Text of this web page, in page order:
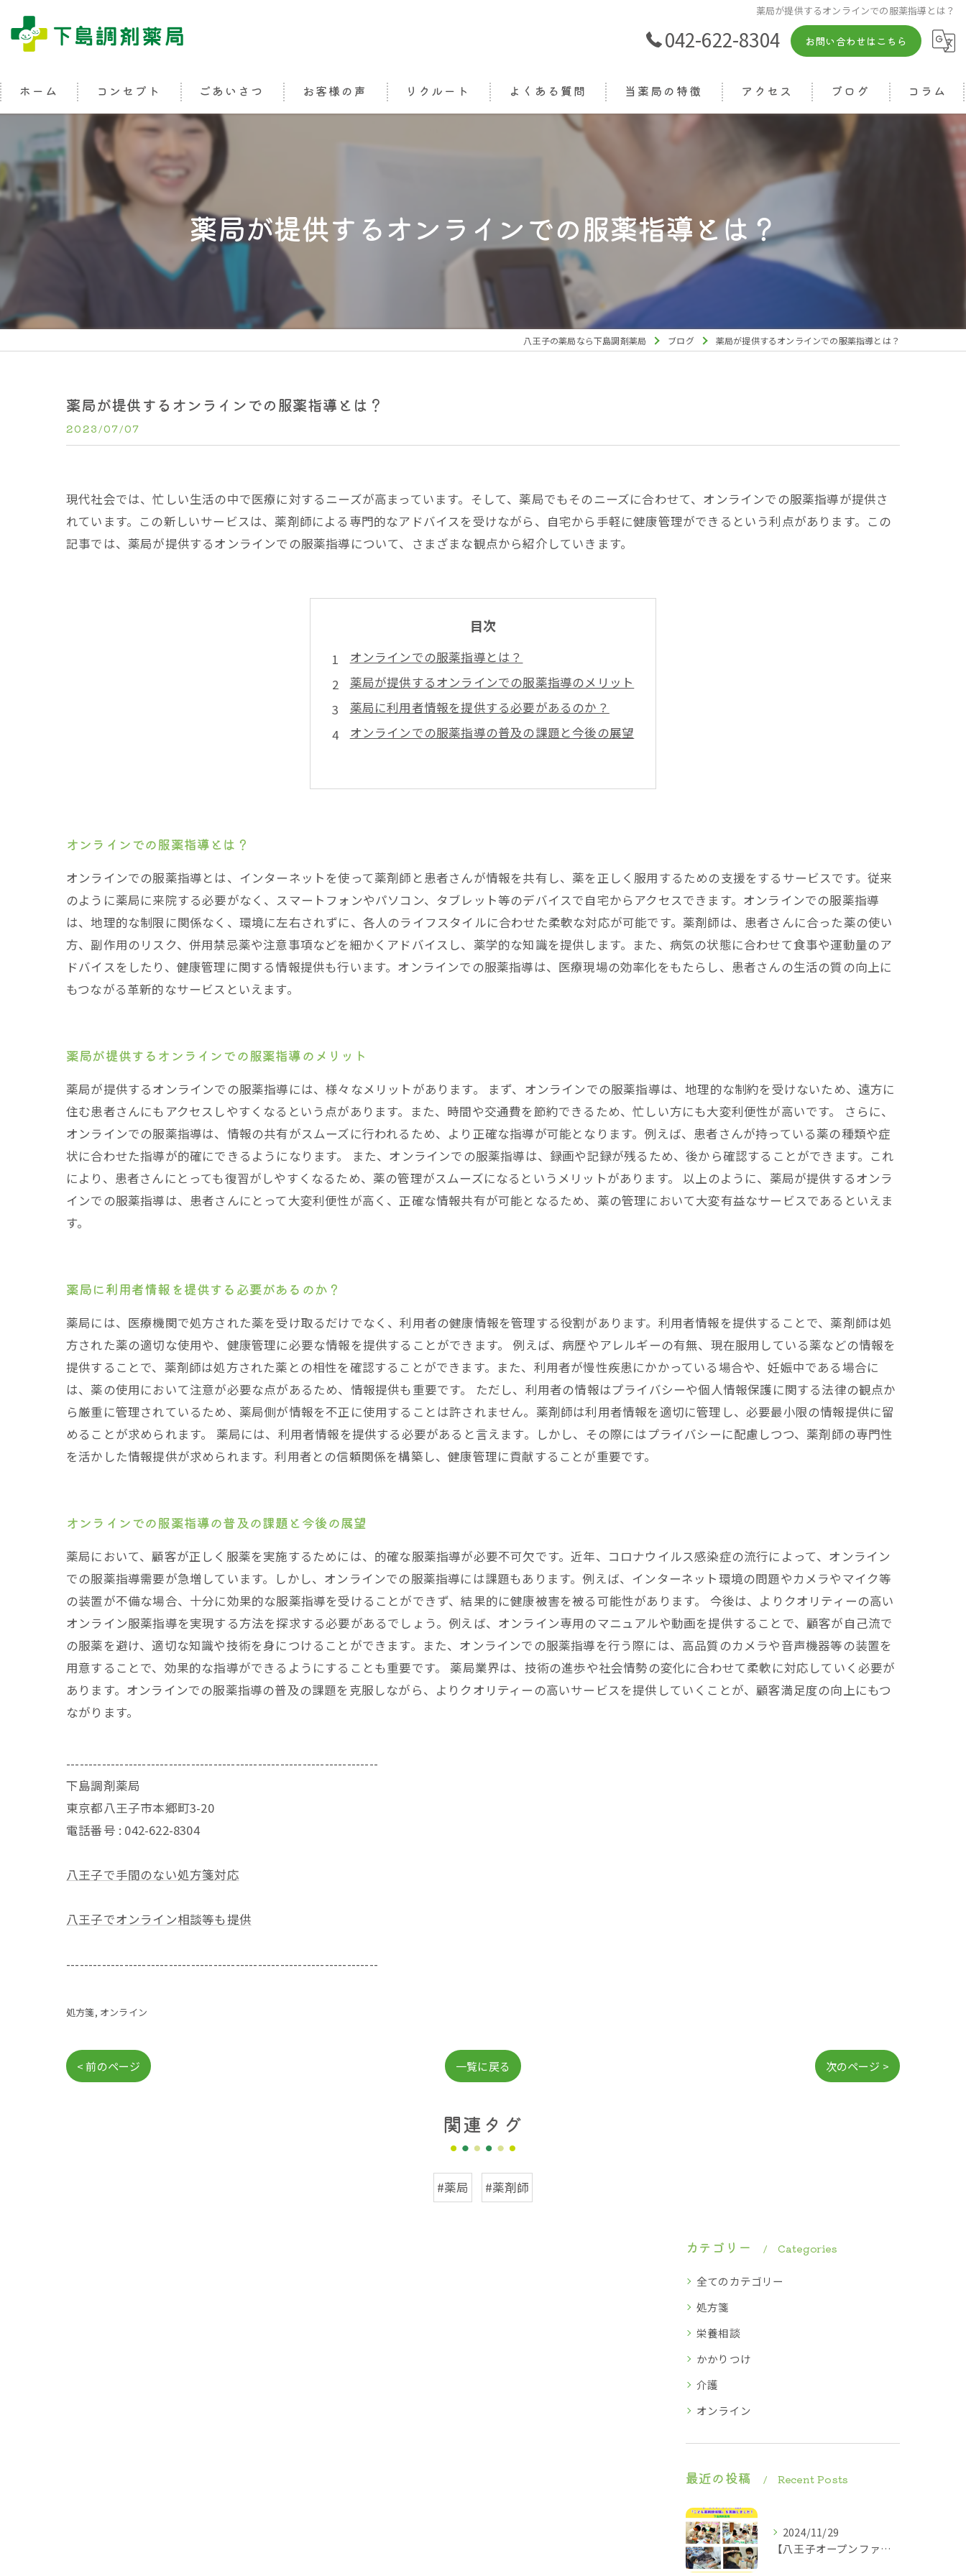
薬局が提供するオンラインでの服薬指導とは？
042-622-8304 お問い合わせはこちら
ホーム コンセプト ごあいさつ お客様の声 リクルート よくある質問 当薬局の特徴
介護
アクセス ブログ コラム
薬局が提供するオンラインでの服薬指導とは？
八王子の薬局なら下島調剤薬局 ブログ 薬局が提供するオンラインでの服薬指導とは？
薬局が提供するオンラインでの服薬指導とは？
2023/07/07
現代社会では、忙しい生活の中で医療に対するニーズが高まっています。そして、薬局でもそのニーズに合わせて、オンラインでの服薬指導が提供さ
れています。この新しいサービスは、薬剤師による専門的なアドバイスを受けながら、自宅から手軽に健康管理ができるという利点があります。この
記事では、薬局が提供するオンラインでの服薬指導について、さまざまな観点から紹介していきます。
目次
オンラインでの服薬指導とは？
薬局が提供するオンラインでの服薬指導のメリット
薬局に利用者情報を提供する必要があるのか？
オンラインでの服薬指導の普及の課題と今後の展望
オンラインでの服薬指導とは？
オンラインでの服薬指導とは、インターネットを使って薬剤師と患者さんが情報を共有し、薬を正しく服用するための支援をするサービスです。従来
のように薬局に来院する必要がなく、スマートフォンやパソコン、タブレット等のデバイスで自宅からアクセスできます。オンラインでの服薬指導
は、地理的な制限に関係なく、環境に左右されずに、各人のライフスタイルに合わせた柔軟な対応が可能です。薬剤師は、患者さんに合った薬の使い
方、副作用のリスク、併用禁忌薬や注意事項などを細かくアドバイスし、薬学的な知識を提供します。また、病気の状態に合わせて食事や運動量のア
ドバイスをしたり、健康管理に関する情報提供も行います。オンラインでの服薬指導は、医療現場の効率化をもたらし、患者さんの生活の質の向上に
もつながる革新的なサービスといえます。
薬局が提供するオンラインでの服薬指導のメリット
薬局が提供するオンラインでの服薬指導には、様々なメリットがあります。 まず、オンラインでの服薬指導は、地理的な制約を受けないため、遠方に
住む患者さんにもアクセスしやすくなるという点があります。また、時間や交通費を節約できるため、忙しい方にも大変利便性が高いです。 さらに、
オンラインでの服薬指導は、情報の共有がスムーズに行われるため、より正確な指導が可能となります。例えば、患者さんが持っている薬の種類や症
状に合わせた指導が的確にできるようになります。 また、オンラインでの服薬指導は、録画や記録が残るため、後から確認することができます。これ
により、患者さんにとっても復習がしやすくなるため、薬の管理がスムーズになるというメリットがあります。 以上のように、薬局が提供するオンラ
インでの服薬指導は、患者さんにとって大変利便性が高く、正確な情報共有が可能となるため、薬の管理において大変有益なサービスであるといえま
す。
薬局に利用者情報を提供する必要があるのか？
薬局には、医療機関で処方された薬を受け取るだけでなく、利用者の健康情報を管理する役割があります。利用者情報を提供することで、薬剤師は処
方された薬の適切な使用や、健康管理に必要な情報を提供することができます。 例えば、病歴やアレルギーの有無、現在服用している薬などの情報を
提供することで、薬剤師は処方された薬との相性を確認することができます。また、利用者が慢性疾患にかかっている場合や、妊娠中である場合に
は、薬の使用において注意が必要な点があるため、情報提供も重要です。 ただし、利用者の情報はプライバシーや個人情報保護に関する法律の観点か
ら厳重に管理されているため、薬局側が情報を不正に使用することは許されません。薬剤師は利用者情報を適切に管理し、必要最小限の情報提供に留
めることが求められます。 薬局には、利用者情報を提供する必要があると言えます。しかし、その際にはプライバシーに配慮しつつ、薬剤師の専門性
を活かした情報提供が求められます。利用者との信頼関係を構築し、健康管理に貢献することが重要です。
オンラインでの服薬指導の普及の課題と今後の展望
薬局において、顧客が正しく服薬を実施するためには、的確な服薬指導が必要不可欠です。近年、コロナウイルス感染症の流行によって、オンライン
での服薬指導需要が急増しています。しかし、オンラインでの服薬指導には課題もあります。例えば、インターネット環境の問題やカメラやマイク等
の装置が不備な場合、十分に効果的な服薬指導を受けることができず、結果的に健康被害を被る可能性があります。 今後は、よりクオリティーの高い
オンライン服薬指導を実現する方法を探求する必要があるでしょう。例えば、オンライン専用のマニュアルや動画を提供することで、顧客が自己流で
の服薬を避け、適切な知識や技術を身につけることができます。また、オンラインでの服薬指導を行う際には、高品質のカメラや音声機器等の装置を
用意することで、効果的な指導ができるようにすることも重要です。 薬局業界は、技術の進歩や社会情勢の変化に合わせて柔軟に対応していく必要が
あります。オンラインでの服薬指導の普及の課題を克服しながら、よりクオリティーの高いサービスを提供していくことが、顧客満足度の向上にもつ
ながります。
----------------------------------------------------------------------
下島調剤薬局
東京都八王子市本郷町3-20
電話番号 : 042-622-8304
八王子で手間のない処方箋対応
八王子でオンライン相談等も提供
----------------------------------------------------------------------
処方箋 オンライン
< 前のページ 一覧に戻る 次のページ >
関連タグ
#薬局 #薬剤師
カテゴリー Categories
全てのカテゴリー
処方箋
栄養相談
かかりつけ
介護
オンライン
最近の投稿 Recent Posts
2024/11/29
【八王子オープンファクトリー2024】2024.11.23